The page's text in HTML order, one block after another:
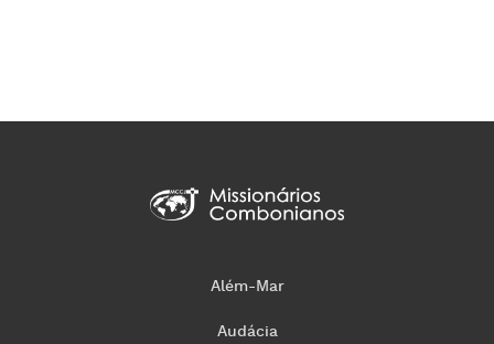
Além-Mar
Audácia